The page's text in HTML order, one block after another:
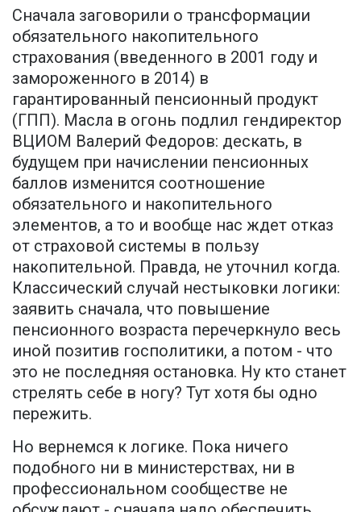
Сначала заговорили о трансформации
обязательного накопительного
страхования (введенного в 2001 году и
замороженного в 2014) в
гарантированный пенсионный продукт
(ГПП). Масла в огонь подлил гендиректор
ВЦИОМ Валерий Федоров: дескать, в
будущем при начислении пенсионных
баллов изменится соотношение
обязательного и накопительного
элементов, а то и вообще нас ждет отказ
от страховой системы в пользу
накопительной. Правда, не уточнил когда.
Классический случай нестыковки логики:
заявить сначала, что повышение
пенсионного возраста перечеркнуло весь
иной позитив госполитики, а потом - что
это не последняя остановка. Ну кто станет
стрелять себе в ногу? Тут хотя бы одно
пережить.
Но вернемся к логике. Пока ничего
подобного ни в министерствах, ни в
профессиональном сообществе не